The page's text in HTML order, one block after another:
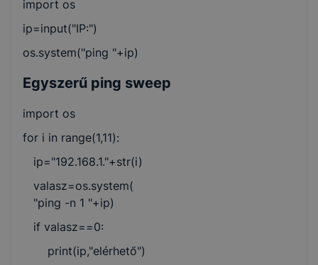
import os
ip=input("IP:")
os.system("ping "+ip)
Egyszerű ping sweep
import os
for i in range(1,11):
ip="192.168.1."+str(i)
valasz=os.system(
"ping -n 1 "+ip)
if valasz==0:
print(ip,"elérhető")